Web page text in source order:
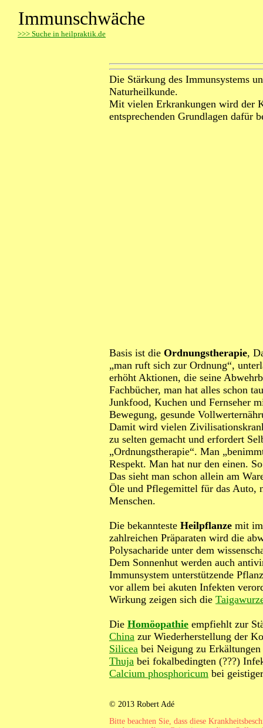
Immunschwäche
>>> Suche in heilpraktik.de
Die Stärkung des Immunsystems
Naturheilkunde.
Mit vielen Erkrankungen wird der
entsprechenden Grundlagen dafür
Basis ist die Ordnungstherapie,
„man ruft sich zur Ordnung“,
erhöht Aktionen, die seine
Fachbücher, man hat alles schon
Junkfood, Kuchen und Fernseher
Bewegung, gesunde
Damit wird vielen
zu selten gemacht und erfordert
„Ordnungstherapie“. Man
Respekt. Man hat nur den einen.
Das sieht man schon allein am
Öle und Pflegemittel für das Auto,
Menschen.
Die bekannteste Heilpflanze mit
zahlreichen Präparaten wird die
Polysacharide unter dem
Dem Sonnenhut werden auch
Immunsystem unterstützende
vor allem bei akuten Infekten
Wirkung zeigen sich die
Die Homöopathie empfiehlt zur
China zur Wiederherstellung der
Silicea bei Neigung zu Erkältungen
Thuja bei fokalbedingten (???)
Calcium phosphoricum bei
© 2013 Robert Adé
Bitte beachten Sie, dass diese